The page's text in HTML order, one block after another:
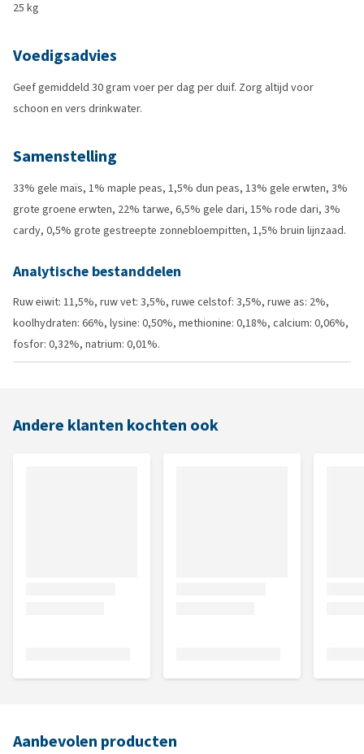
25 kg
Voedigsadvies
Geef gemiddeld 30 gram voer per dag per duif. Zorg altijd voor
schoon en vers drinkwater.
Samenstelling
33% gele maïs, 1% maple peas, 1,5% dun peas, 13% gele erwten, 3%
grote groene erwten, 22% tarwe, 6,5% gele dari, 15% rode dari, 3%
cardy, 0,5% grote gestreepte zonnebloempitten, 1,5% bruin lijnzaad.
Analytische bestanddelen
Ruw eiwit: 11,5%, ruw vet: 3,5%, ruwe celstof: 3,5%, ruwe as: 2%,
koolhydraten: 66%, lysine: 0,50%, methionine: 0,18%, calcium: 0,06%,
fosfor: 0,32%, natrium: 0,01%.
Andere klanten kochten ook
Aanbevolen producten